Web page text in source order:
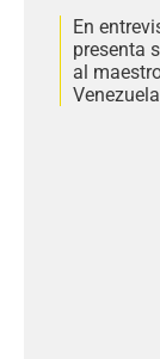
En
presenta
al